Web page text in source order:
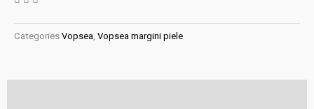
Categories Vopsea, Vopsea margini piele